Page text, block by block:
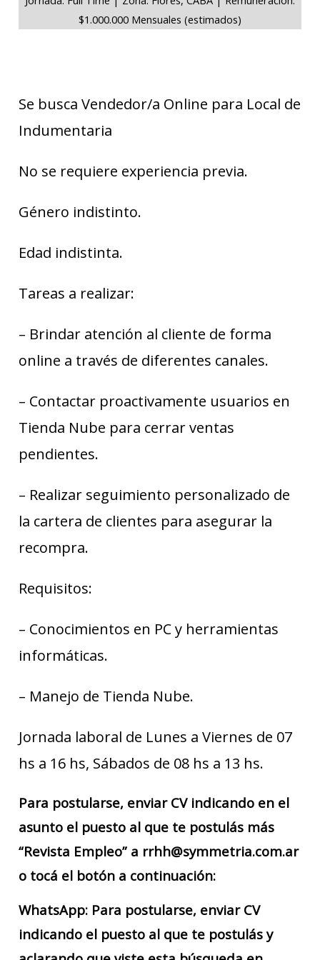
$1.000.000 Mensuales (estimados)
Se busca Vendedor/a Online para Local de
Indumentaria
No se requiere experiencia previa.
Género indistinto.
Edad indistinta.
Tareas a realizar:
– Brindar atención al cliente de forma
online a través de diferentes canales.
– Contactar proactivamente usuarios en
Tienda Nube para cerrar ventas
pendientes.
– Realizar seguimiento personalizado de
la cartera de clientes para asegurar la
recompra.
Requisitos:
– Conocimientos en PC y herramientas
informáticas.
– Manejo de Tienda Nube.
Jornada laboral de Lunes a Viernes de 07
hs a 16 hs, Sábados de 08 hs a 13 hs.
Para postularse, enviar CV indicando en el
asunto el puesto al que te postulás más
“Revista Empleo” a rrhh@symmetria.com.ar
o tocá el botón a continuación:
WhatsApp: Para postularse, enviar CV
indicando el puesto al que te postulás y